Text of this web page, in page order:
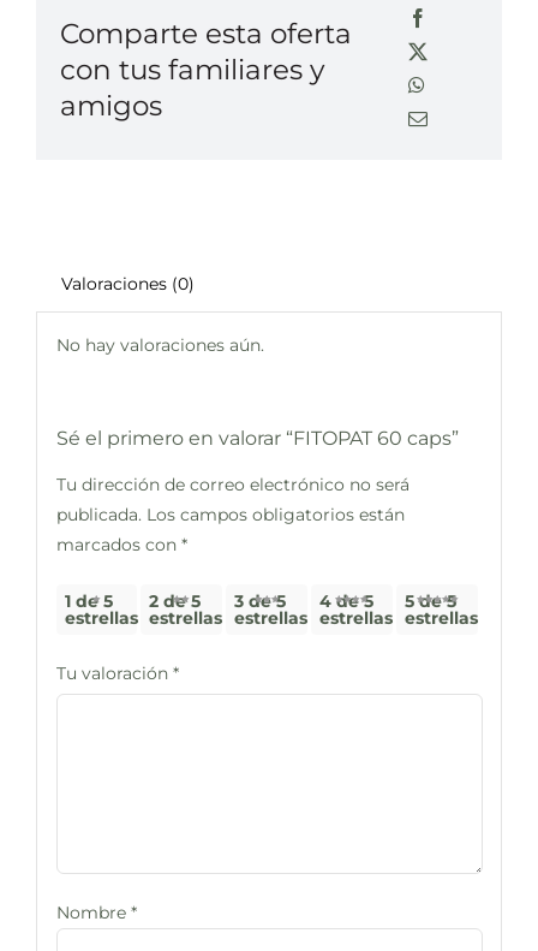
Comparte esta oferta
con tus familiares y
amigos
Valoraciones (0)
No hay valoraciones aún.
Sé el primero en valorar “FITOPAT 60 caps”
Tu dirección de correo electrónico no será
publicada. Los campos obligatorios están
marcados con *
1 de 5
estrellas
2 de 5
estrellas
3 de 5
estrellas
4 de 5
estrellas
5 de 5
estrellas
Tu valoración *
Nombre *